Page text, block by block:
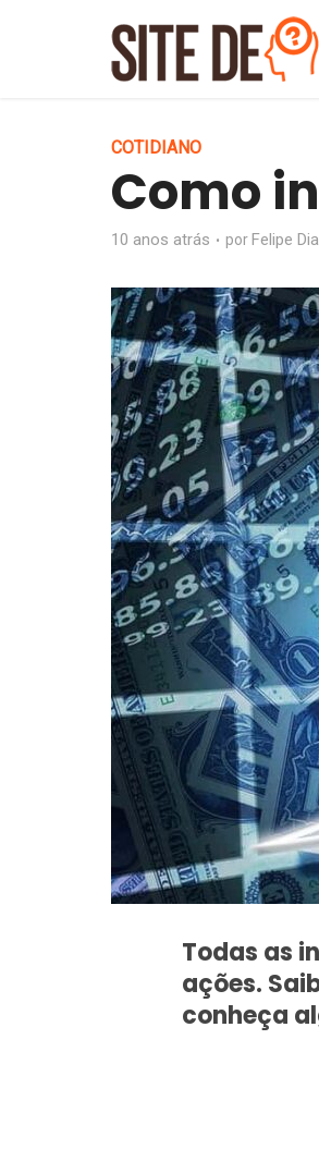
COTIDIANO
Como
10 anos atrás porFelipe
Todas as
ações.
conheça